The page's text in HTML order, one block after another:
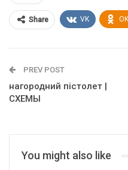
Share VK
PREV POST
нагородний пістолет |
СХЕМЫ
You might also like